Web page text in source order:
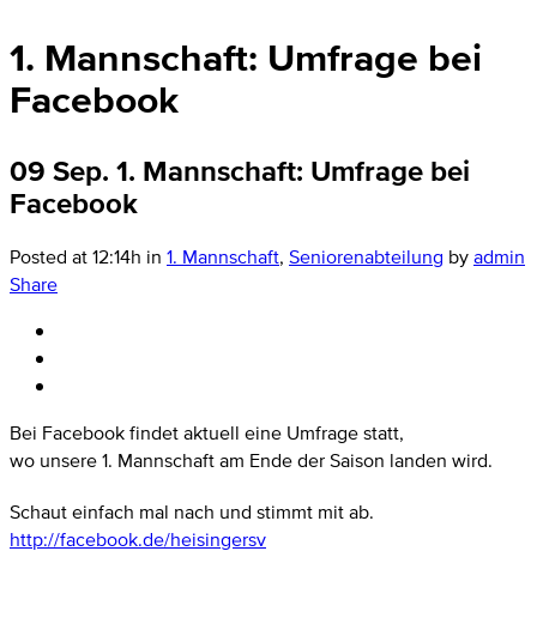
1. Mannschaft: Umfrage bei
Facebook
09 Sep. 1. Mannschaft: Umfrage bei
Facebook
Posted at 12:14h in 1. Mannschaft, Seniorenabteilung byadmin
Share
Bei Facebook findet aktuell eine Umfrage statt,
wo unsere 1. Mannschaft am Ende der Saison landen wird.
Schaut einfach mal nach und stimmt mit ab.
http://facebook.de/heisingersv